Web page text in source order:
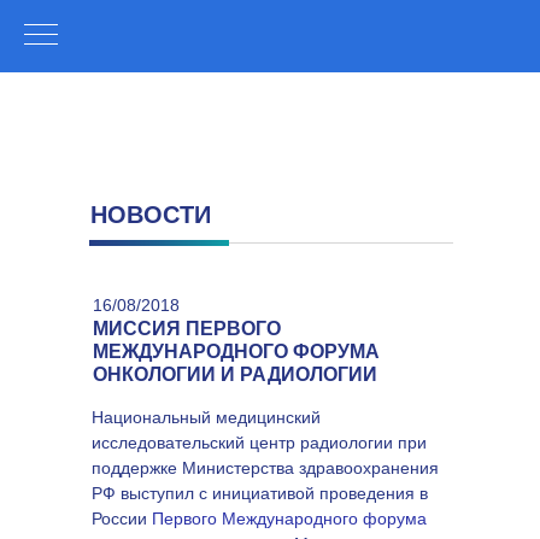
НОВОСТИ
МИССИЯ ПЕРВОГО
МЕЖДУНАРОДНОГО ФОРУМА
ОНКОЛОГИИ И РАДИОЛОГИИ
16/08/2018
Национальный медицинский
исследовательский центр радиологии при
поддержке Министерства здравоохранения
РФ выступил с инициативой проведения в
России Первого Международного форума